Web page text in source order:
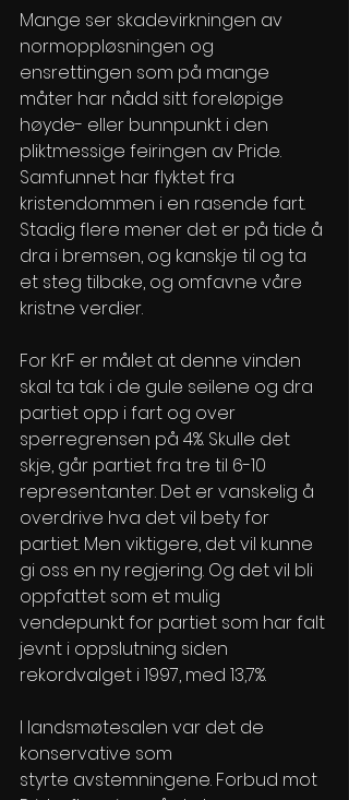
Mange ser skadevirkningen av
normoppløsningen og
ensrettingen som på mange
måter har nådd sitt foreløpige
høyde- eller bunnpunkt i den
pliktmessige feiringen av Pride.
Samfunnet har flyktet fra
kristendommen i en rasende fart.
Stadig flere mener det er på tide å
dra i bremsen, og kanskje til og ta
et steg tilbake, og omfavne våre
kristne verdier.
For KrF er målet at denne vinden
skal ta tak i de gule seilene og dra
partiet opp i fart og over
sperregrensen på 4%. Skulle det
skje, går partiet fra tre til 6-10
representanter. Det er vanskelig å
overdrive hva det vil bety for
partiet. Men viktigere, det vil kunne
gi oss en ny regjering. Og det vil bli
oppfattet som et mulig
vendepunkt for partiet som har falt
jevnt i oppslutning siden
rekordvalget i 1997, med 13,7%.
I landsmøtesalen var det de
konservative som
styrte avstemningene. Forbud mot